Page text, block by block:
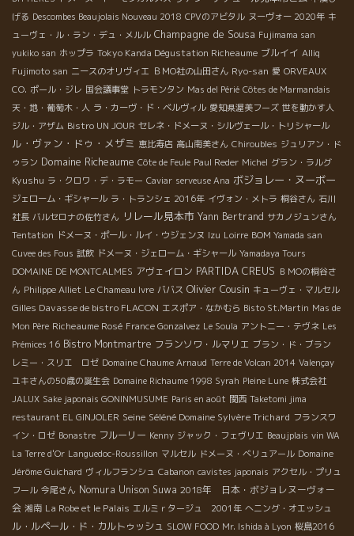
げる Descombes Beaujolais Nouveau 2018 CPVのアビタル ヌーヴォー 2020年 キ
ューヴェ・ル・ラン・デュ・メルル Champagne de Sousa Fujimama san
yukiko san ホップラ Tokyo Kanda Dégustation Richeaume ブルイイ Alliq
Fujimoto san ニースのオリヴィエ ＢＭО社の山田さん Ryo-san 愛 ORVEAUX
CO. ポール・ジレ 国会議事堂 トラモンタン Mas del Périé Côtes de Marmandais
天・地・葡萄木・人 ラ・カーヴ・ド・ベルヴィル 愛知県渥美フーズ 世を動かす人
ジル・アザム Bistro UN JOUR セレネ・ドメーヌ・シルヴェール・トリシャール
ル・ヴァン・ドゥ・メザミ 恵比寿店 高山南美さん Chiroubles ジュリアン・ド
ゥラン Domaine Richeaume Côte de Feule Paul Reder Michel グラン・ラルグ
Kyushu ラ・クロワ・デ・ラモー Caviar serveuse Ana ボジョレー・ヌーボー
ジェローム・ギシャール ラ・トランシェ 2016年 イヴォン・メトラ 桐谷さん 石川
社長 バルセロナの佐竹さん リレール見本市 Yann Bertrand サカノジュンさん
Tentation ドメーヌ・ポール・ルイ・ウジェンヌ Izu Loirre BOM Yamada san
Cuvee des Fous 試飲 ドメーヌ・ジェローム・ギシャール Yamadaya Tours
DOMAINE DE MONTCALMES アヴェイロン PARTIDA CREUS ＢＭОの桐谷さ
ん Philippe Alliet Le Chameau Ivre ババス Olivier Cousin キューヴェ・マルセル
Gilles Davasse de bistro FLACON エスポア・なかむら Bisto St.Martin Mas de
Mon Père Richeaume Rosé France Gonzalvez Le Soula アントニー・テヴネ Les
Prémices 16 Bistro Montmartre フランソワ・ルマリエ ブラン・ド・ブラン
レミー・スリエ ロゼ Domaine Chaume Arnaud Terre de Volcan 2014 Valençay
ユキさんの50歳の誕生会 Domaine Richaume 1998 Syrah Pleine Lune 株式会社
JALUX Sake japonais GONINMUSUME Paris en août 関西 Taketomi jima
restaurant EL GINJOLER Seine Séléné Domaine Sylvère Trichard フランスワ
イン・ロゼ Bonastre フルーリー Kenny ジャック・フェヴリエ Beaujplais vin WA
La Terre d'Or Languedoc-Roussillon マルセル ドメーヌ・ベリュアール Domaine
Jérôme Guichard ヴィルフランシュ Cabanon cavistes japonais アクセル・プリュ
フール 今尾さん Nomura Unison Suwa 2018年 日本・ボジョレヌーヴォー
会 湘南 La Robe et le Palais エルミｒタージュ 2001年 へニング・オエッシュ
ル・ルペール・ド・カルトゥッシュ SLOW FOOD Mr. Ishida à Lyon 桜島2016